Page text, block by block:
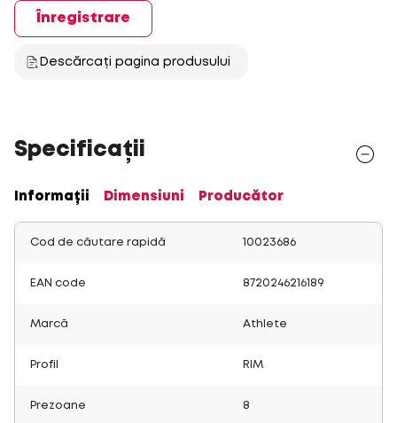
Înregistrare
Descărcați pagina produsului
Specificații
Informații Dimensiuni Producător
Cod de căutare rapidă 10023686
EAN code 8720246216189
Marcă Athlete
Profil RIM
Prezoane 8